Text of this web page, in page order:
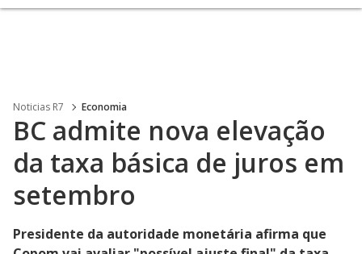
Noticias R7 Economia
BC admite nova elevação
da taxa básica de juros em
setembro
Presidente da autoridade monetária afirma que